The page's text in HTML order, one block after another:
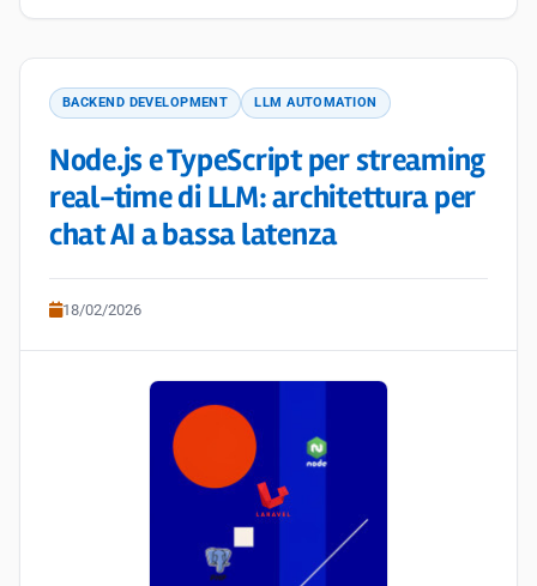
BACKEND DEVELOPMENT LLM AUTOMATION
Node.js e TypeScript per streaming
real-time di LLM: architettura per
chat AI a bassa latenza
18/02/2026